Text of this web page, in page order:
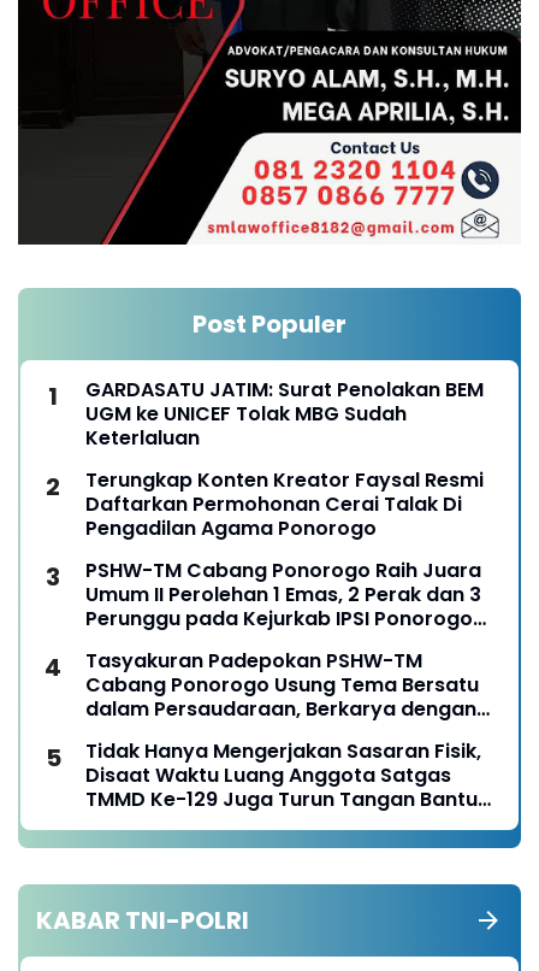
Post Populer
GARDASATU JATIM: Surat Penolakan BEM
UGM ke UNICEF Tolak MBG Sudah
Keterlaluan
Terungkap Konten Kreator Faysal Resmi
Daftarkan Permohonan Cerai Talak Di
Pengadilan Agama Ponorogo
PSHW-TM Cabang Ponorogo Raih Juara
Umum II Perolehan 1 Emas, 2 Perak dan 3
Perunggu pada Kejurkab IPSI Ponorogo
Tasyakuran Padepokan PSHW-TM
Cabang Ponorogo Usung Tema Bersatu
dalam Persaudaraan, Berkarya dengan
Tanggungjawab
Tidak Hanya Mengerjakan Sasaran Fisik,
Disaat Waktu Luang Anggota Satgas
TMMD Ke-129 Juga Turun Tangan Bantu
Warga Panen Jagung
KABAR TNI-POLRI